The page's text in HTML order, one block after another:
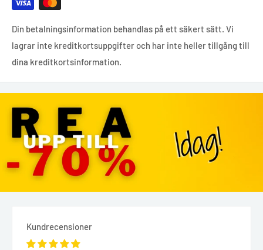
Din betalningsinformation behandlas på ett säkert sätt. Vi
lagrar inte kreditkortsuppgifter och har inte heller tillgång till
dina kreditkortsinformation.
Kundrecensioner